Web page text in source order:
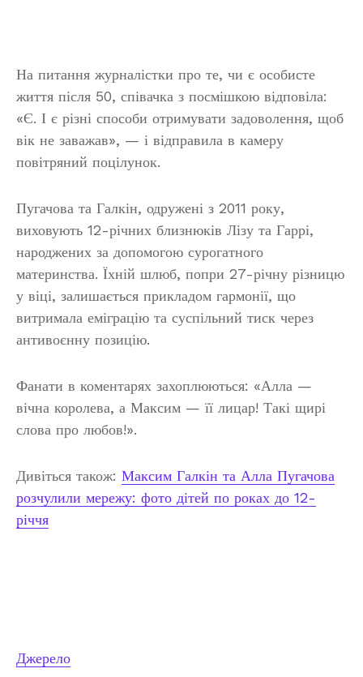
На питання журналістки про те, чи є особисте
життя після 50, співачка з посмішкою відповіла:
«Є. І є різні способи отримувати задоволення, щоб
вік не заважав», — і відправила в камеру
повітряний поцілунок.
Пугачова та Галкін, одружені з 2011 року,
виховують 12-річних близнюків Лізу та Гаррі,
народжених за допомогою сурогатного
материнства. Їхній шлюб, попри 27-річну різницю
у віці, залишається прикладом гармонії, що
витримала еміграцію та суспільний тиск через
антивоєнну позицію.
Фанати в коментарях захоплюються: «Алла —
вічна королева, а Максим — її лицар! Такі щирі
слова про любов!».
Дивіться також: Максим Галкін та Алла Пугачова
розчулили мережу: фото дітей по роках до 12-
річчя
Джерело